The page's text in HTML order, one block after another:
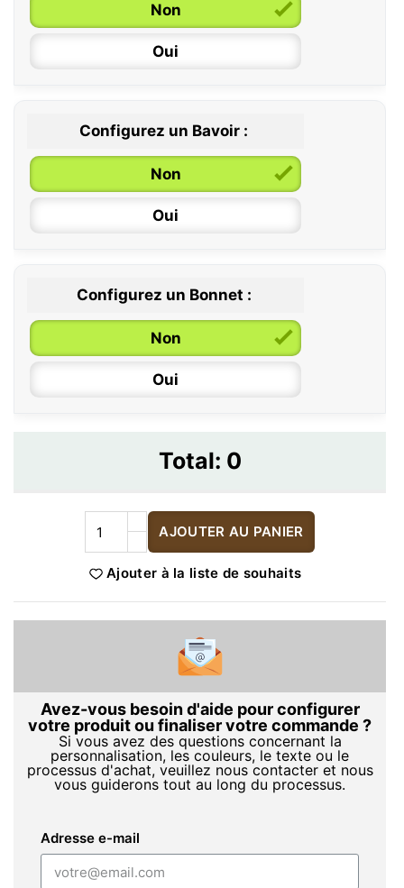
6 / 12 mois
12 / 18 mois
Non
Oui
Configurez un Bavoir :
Non
Oui
Configurez un Bonnet :
Non
Oui
Total: 0
AJOUTER AU PANIER
Ajouter à la liste de souhaits
Avez-vous besoin d'aide pour configurer
votre produit ou finaliser votre commande ?
Si vous avez des questions concernant la
personnalisation, les couleurs, le texte ou le
processus d'achat, veuillez nous contacter et nous
vous guiderons tout au long du processus.
Adresse e-mail